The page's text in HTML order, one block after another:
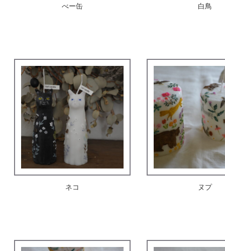
べー缶 白鳥
ネコ ヌプ